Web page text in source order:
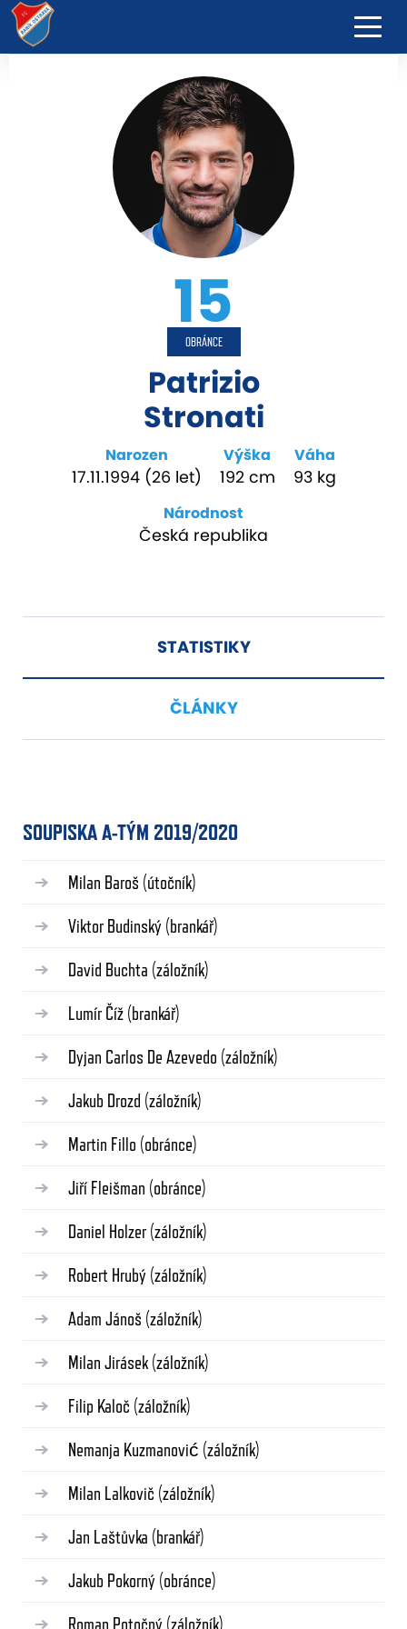
15
OBRÁNCE
Patrizio
Stronati
Narozen
17.11.1994 (26 let)
Výška
192 cm
Váha
93 kg
Národnost
Česká republika
STATISTIKY
ČLÁNKY
SOUPISKA A-TÝM 2019/2020
Milan Baroš (útočník)
Viktor Budinský (brankář)
David Buchta (záložník)
Lumír Číž (brankář)
Dyjan Carlos De Azevedo (záložník)
Jakub Drozd (záložník)
Martin Fillo (obránce)
Jiří Fleišman (obránce)
Daniel Holzer (záložník)
Robert Hrubý (záložník)
Adam Jánoš (záložník)
Milan Jirásek (záložník)
Filip Kaloč (záložník)
Nemanja Kuzmanović (záložník)
Milan Lalkovič (záložník)
Jan Laštůvka (brankář)
Jakub Pokorný (obránce)
Roman Potočný (záložník)